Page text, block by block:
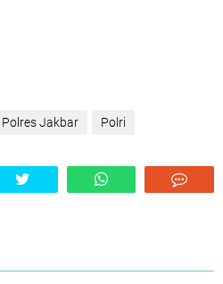
Jakbar Polri